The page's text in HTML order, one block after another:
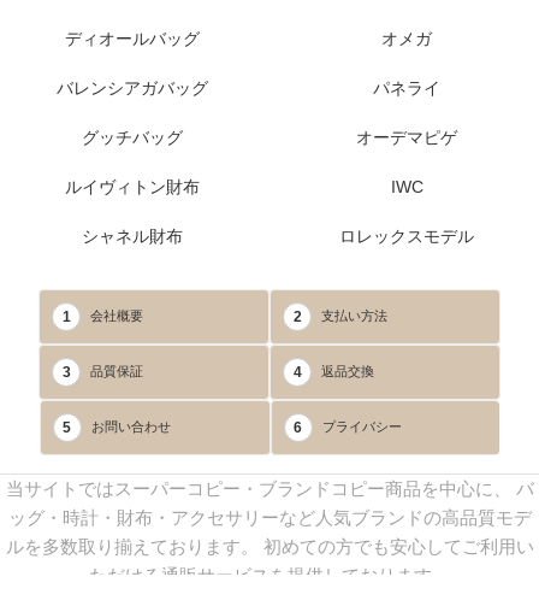
ディオールバッグ
バレンシアガバッグ
グッチバッグ
ルイヴィトン財布
シャネル財布
オメガ
パネライ
オーデマピゲ
IWC
ロレックスモデル
1 会社概要 2 支払い方法
3 品質保証 4 返品交換
5 お問い合わせ 6 プライバシー
当サイトではスーパーコピー・ブランドコピー商品を中心に、 バ
ッグ・時計・財布・アクセサリーなど人気ブランドの高品質モデ
ルを多数取り揃えております。 初めての方でも安心してご利用い
ただける通販サービスを提供しております。